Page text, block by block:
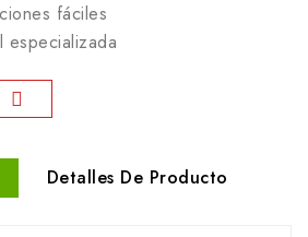
fáciles
Detalles De Producto